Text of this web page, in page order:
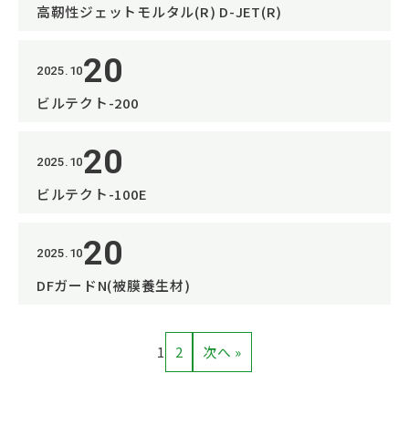
高靭性ジェットモルタル(R) D-JET(R)
2025.1020
ビルテクト-200
2025.1020
ビルテクト-100E
2025.1020
DFガードN(被膜養生材)
1 2 次へ »